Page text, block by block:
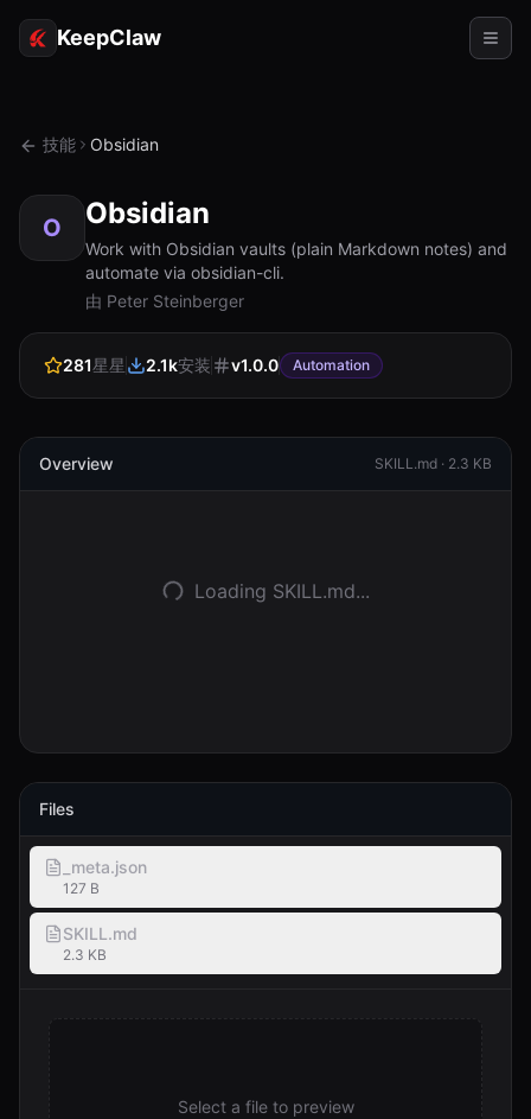
KeepClaw
令牌访问
使用案例
定价
资源
文档
登录
技能 Obsidian
O Obsidian
Work with Obsidian vaults (plain Markdown notes) and
automate via obsidian-cli.
由 Peter Steinberger
281星星 2.1k安装 v1.0.0 Automation
Overview SKILL.md · 2.3 KB
Loading SKILL.md...
Files
_meta.json
127 B
SKILL.md
2.3 KB
Select a file to preview